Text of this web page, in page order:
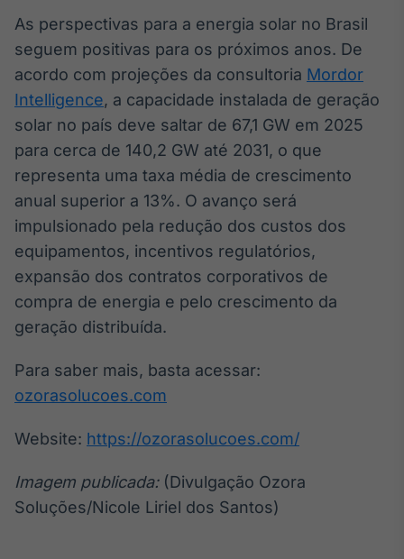
As perspectivas para a energia solar no Brasil
seguem positivas para os próximos anos. De
acordo com projeções da consultoria Mordor
Intelligence, a capacidade instalada de geração
solar no país deve saltar de 67,1 GW em 2025
para cerca de 140,2 GW até 2031, o que
representa uma taxa média de crescimento
anual superior a 13%. O avanço será
impulsionado pela redução dos custos dos
equipamentos, incentivos regulatórios,
expansão dos contratos corporativos de
compra de energia e pelo crescimento da
geração distribuída.
Para saber mais, basta acessar:
ozorasolucoes.com
Website: https://ozorasolucoes.com/
Imagem publicada:(Divulgação Ozora
Soluções/Nicole Liriel dos Santos)